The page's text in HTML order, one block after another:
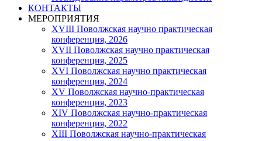
КОНТАКТЫ
МЕРОПРИЯТИЯ
XVIII Поволжская научно практическая
конференция, 2026
XVII Поволжская научно практическая
конференция, 2025
XVI Поволжская научно практическая
конференция, 2024
ХV Поволжская научно-практическая
конференция, 2023
ХIV Поволжская научно-практическая
конференция, 2022
ХIII Поволжская научно-практическая